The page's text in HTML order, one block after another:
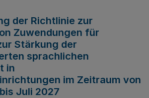
der Richtlinie zur
Zuwendungen für
Stärkung der
sprachlichen
in
im Zeitraum von
Juli 2027